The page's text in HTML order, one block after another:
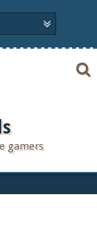
gamers